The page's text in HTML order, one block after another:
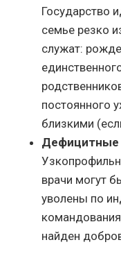
Государство
семье резко
служат:
постоянного
близкими
Дефицитные
врачи могут
уволены по
найден